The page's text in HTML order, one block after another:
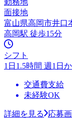
面接地
富山県高岡市井口
高岡駅 徒歩15分
シフト
1日1.5時間 週1日
交通費支給
未経験OK
詳細を見る
応募